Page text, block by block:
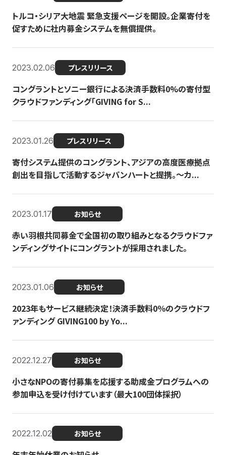
トルコ・シリア大地震 緊急支援ページを開設。企業寄付を
促すために社内募金システムを無償提供。
2023.02.06 プレスリリース
コングラントとソニー銀行による決済手数料0%の寄付型
クラウドファンディング「GIVING for S...
2023.01.26 プレスリリース
寄付システム提供のコングラント、アジアの高度医療拠点
創出を目指して活動するジャパンハートと提携。〜カ...
2023.01.17 お知らせ
赤い羽根共同募金で全国初の取り組みとなるクラウドファ
ンディングサイトにコングラントが採用されました。
2023.01.06 お知らせ
2023年もサービス継続決定！決済手数料0％のクラウドフ
ァンディング GIVING100 by Yo...
2022.12.27 お知らせ
小さなNPOの寄付募集を応援する助成金プログラムへの
参加申込を受け付けています（最大100団体採択）
2022.12.02 お知らせ